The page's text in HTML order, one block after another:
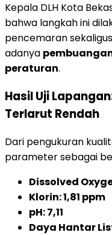
Kepala DLH Kota
bahwa langkah ini
pencemaran
adanya
peraturan.
Hasil Uji
Terlarut Rendah
Dari pengukuran
parameter sebagai
Dissolved
Klorin: 1,81 ppm
pH: 7,11
Daya Hantar